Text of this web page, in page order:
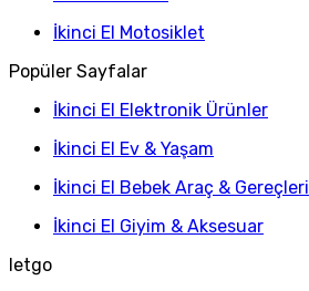
İkinci El Motosiklet
Popüler Sayfalar
İkinci El Elektronik Ürünler
İkinci El Ev & Yaşam
İkinci El Bebek Araç & Gereçleri
İkinci El Giyim & Aksesuar
letgo